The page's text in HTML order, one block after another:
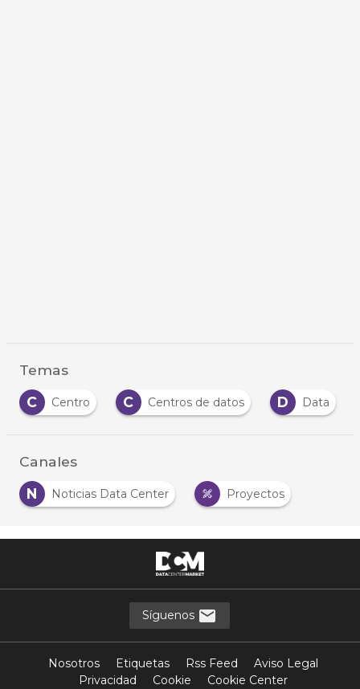
Temas
C
Centro C Centros de datos D Data
Canales
N
Noticias Data Center Proyectos
Síguenos
Nosotros Etiquetas Rss Feed
Aviso Legal
Privacidad
Cookie Cookie Center